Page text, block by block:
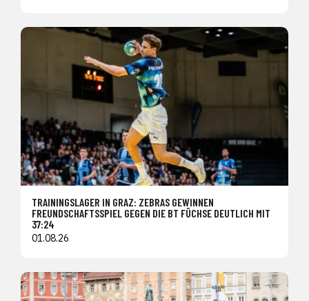
TRAININGSLAGER IN GRAZ: ZEBRAS GEWINNEN
FREUNDSCHAFTSSPIEL GEGEN DIE BT FÜCHSE DEUTLICH MIT
37:24
01.08.26